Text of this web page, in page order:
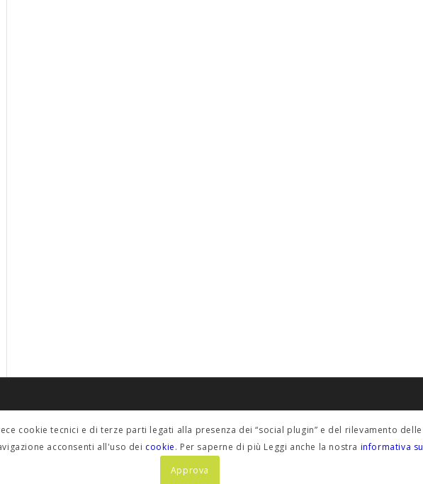
serafino@etabeta.it
POLICY PRIVACY
Informativa estesa
cookie tecnici e di terze parti legati alla presenza dei “social plugin” e del rilevamento
acconsenti all'uso dei cookie. Per saperne di più Leggi anche la nostra informativa
Approva